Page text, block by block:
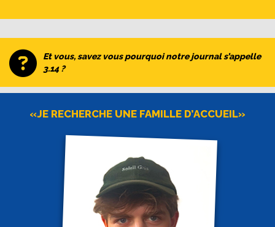
Et vous, savez vous pourquoi notre journal s’appelle
3.14 ?
«JE RECHERCHE UNE FAMILLE D’ACCUEIL»